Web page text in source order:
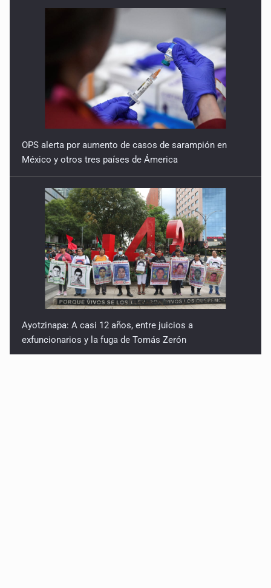
OPS alerta por aumento de casos de sarampión en
México y otros tres países de Ámerica
Ayotzinapa: A casi 12 años, entre juicios a
exfuncionarios y la fuga de Tomás Zerón